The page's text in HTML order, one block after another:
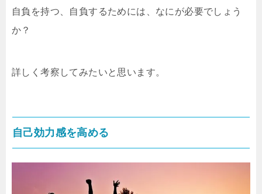
自負を持つ、自負するためには、なにが必要でしょう
か？
詳しく考察してみたいと思います。
自己効力感を高める